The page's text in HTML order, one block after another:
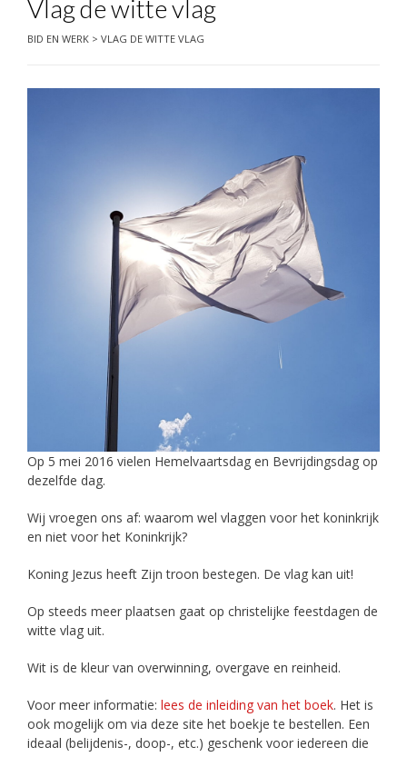
Vlag de witte vlag
BID EN WERK > VLAG DE WITTE VLAG
Op 5 mei 2016 vielen Hemelvaartsdag en Bevrijdingsdag op
dezelfde dag.
Wij vroegen ons af: waarom wel vlaggen voor het koninkrijk
en niet voor het Koninkrijk?
Koning Jezus heeft Zijn troon bestegen. De vlag kan uit!
Op steeds meer plaatsen gaat op christelijke feestdagen de
witte vlag uit.
Wit is de kleur van overwinning, overgave en reinheid.
Voor meer informatie: lees de inleiding van het boek. Het is
ook mogelijk om via deze site het boekje te bestellen. Een
ideaal (belijdenis-, doop-, etc.) geschenk voor iedereen die